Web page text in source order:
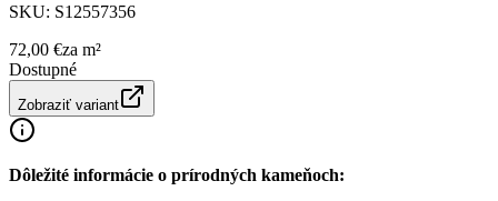
SKU: S12557356
72,00 €za m²
Dostupné
Zobraziť variant
Dôležité informácie o prírodných kameňoch: